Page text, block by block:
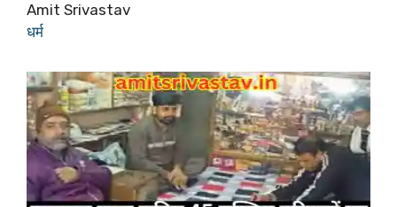
Author
Amit Srivastav
In relation to
धर्म